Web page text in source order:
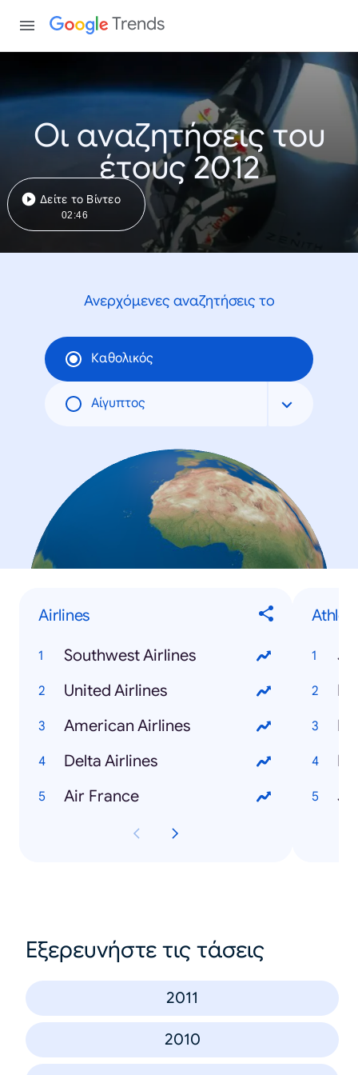
Trends
Οι αναζητήσεις του
έτους 2012
Δείτε το Βίντεο
02:46
Ανερχόμενες αναζητήσεις το
Καθολικός
Αίγυπτος
Airlines
Southwest Airlines
United Airlines
American Airlines
Delta Airlines
Air France
Εξερευνήστε τις τάσεις
2011
2010